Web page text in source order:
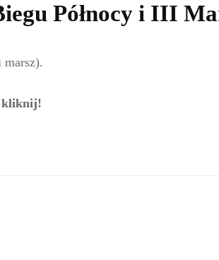
Północy i III
kliknij!